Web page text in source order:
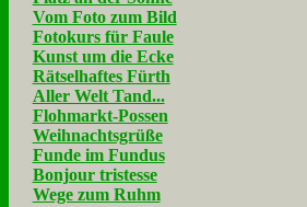
Vom Foto zum Bild
Fotokurs für Faule
Kunst um die Ecke
Rätselhaftes Fürth
Aller Welt Tand...
Flohmarkt-Possen
Weihnachtsgrüße
Funde im Fundus
Bonjour tristesse
Wege zum Ruhm